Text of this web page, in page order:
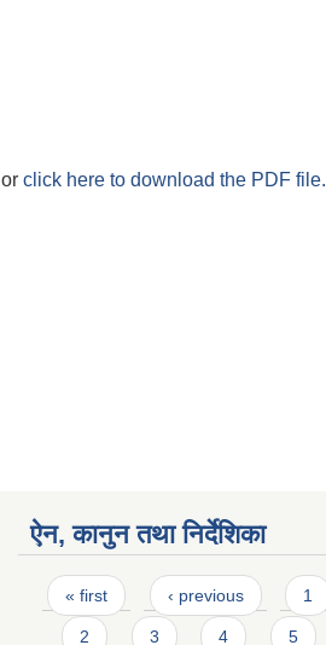
or click here to download the PDF file.
ऐन, कानुन तथा निर्देशिका
Pages
« first ‹ previous 1
2 3 4 5